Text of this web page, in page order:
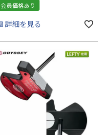
会員価格あり
詳細を見る